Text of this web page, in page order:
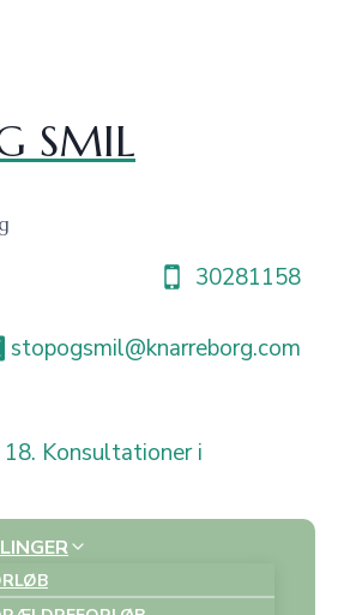
SMIL
30281158
stopogsmil@knarreborg.com
Konsultationer i